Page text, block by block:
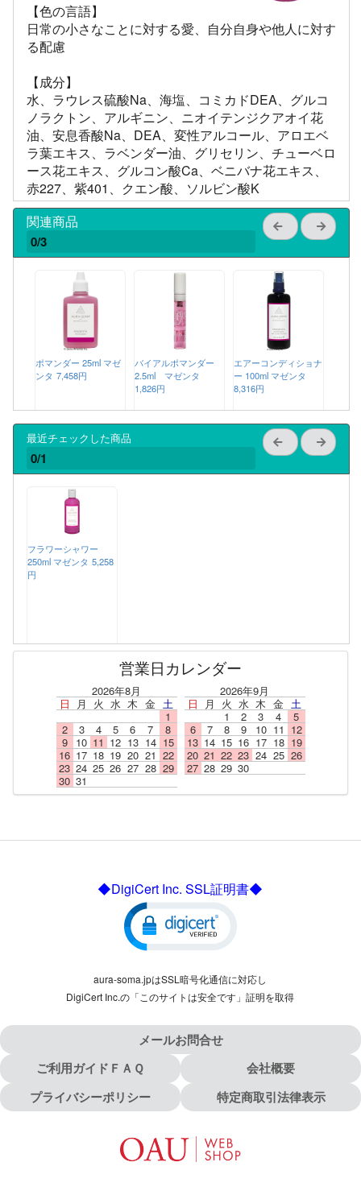
【色の言語】
日常の小さなことに対する愛、自分自身や他人に対す
る配慮
【成分】
水、ラウレス硫酸Na、海塩、コミカドDEA、グルコ
ノラクトン、アルギニン、ニオイテンジクアオイ花
油、安息香酸Na、DEA、変性アルコール、アロエベ
ラ葉エキス、ラベンダー油、グリセリン、チューベロ
ース花エキス、グルコン酸Ca、ベニバナ花エキス、
赤227、紫401、クエン酸、ソルビン酸K
関連商品
0/3
ポマンダー 25ml マゼ
ンタ 7,458円
バイアルポマンダー
2.5ml マゼンタ
1,826円
エアーコンディショナ
ー 100ml マゼンタ
8,316円
最近チェックした商品
0/1
フラワーシャワー
250ml マゼンタ 5,258
円
営業日カレンダー
2026年8月
日
月 火 水 木 金 土
1
2
3 4 5 6 7
8
9
10 11 12 13 14 15
16 17 18 19 20 21 22
23 24 25 26 27 28 29
30 31
2026年9月
日
月 火 水 木 金 土
1
2 3 4
5
6
7 8 9 10 11 12
13 14 15 16 17 18 19
20 21 22 23 24 25 26
27 28 29 30
◆DigiCert Inc. SSL証明書◆
aura-soma.jpはSSL暗号化通信に対応し
DigiCert Inc.の「このサイトは安全です」証明を取得
メールお問合せ
ご利用ガイドＦＡＱ
会社概要
プライバシーポリシー
特定商取引法律表示